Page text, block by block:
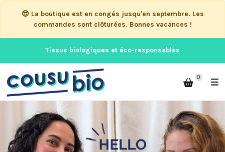
😎 La boutique est en congés jusqu'en septembre. Les
commandes sont clôturées. Bonnes vacances !
Tissus biologiques et éco-responsables
0